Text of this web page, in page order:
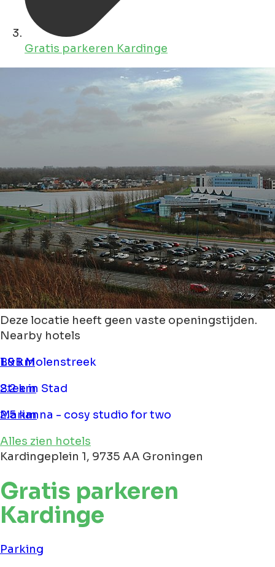
Gratis parkeren Kardinge
Deze locatie heeft geen vaste openingstijden.
Nearby hotels
B&B Molenstreek
1.9 km
Stee in Stad
2.2 km
Marianna - cosy studio for two
2.5 km
Alles zien hotels
Kardingeplein 1, 9735 AA Groningen
Gratis parkeren
Kardinge
Parking